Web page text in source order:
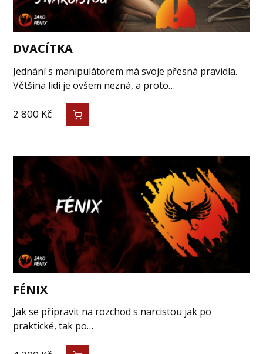
DVACÍTKA
Jednání s manipulátorem má svoje přesná pravidla.
Většina lidí je ovšem nezná, a proto…
2 800 Kč
FÉNIX
Jak se připravit na rozchod s narcistou jak po
praktické, tak po…